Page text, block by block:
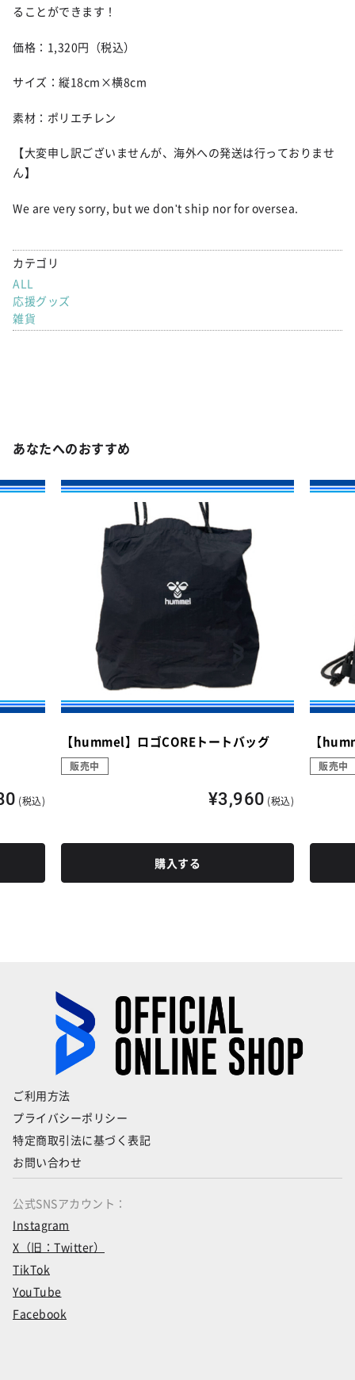
ることができます！
価格：1,320円（税込）
サイズ：縦18cm×横8cm
素材：ポリエチレン
【大変申し訳ございませんが、海外への発送は行っておりませ
ん】
We are very sorry, but we don't ship nor for oversea.
カテゴリ
ALL
応援グッズ
雑貨
あなたへのおすすめ
(税込)
【hummel】ロゴCOREトートバッグ
販売中
¥3,960 (税込)
購入する
【
販売中
ご利用方法
プライバシーポリシー
特定商取引法に基づく表記
お問い合わせ
公式SNSアカウント：
Instagram
X（旧：Twitter）
TikTok
YouTube
Facebook